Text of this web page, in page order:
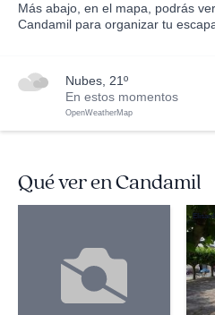
Más abajo, en el mapa, podrás
Candamil para organizar tu
nubes, 21º
En estos momentos
OpenWeatherMap
Qué ver en Candamil